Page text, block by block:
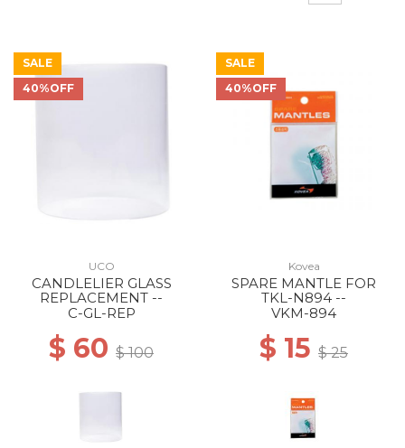
SALE
40%OFF
UCO
CANDLELIER GLASS
REPLACEMENT --
C-GL-REP
$ 60 $ 100
SALE
40%OFF
Kovea
SPARE MANTLE FOR
TKL-N894 --
VKM-894
$ 15 $ 25